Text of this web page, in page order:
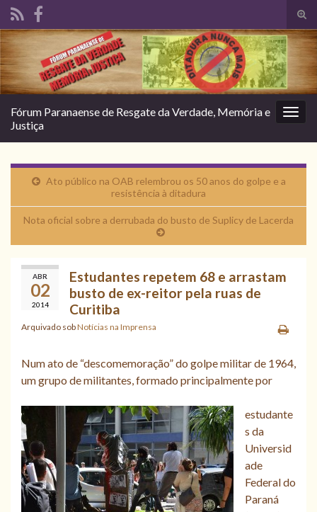
de
Search for:
Fórum Paranaense de Resgate da Verdade, Memória e
Justiça
Ato público na OAB relembrou os 50 anos do golpe e a
resistência à ditadura
Nota oficial sobre a derrubada do busto de Suplicy de Lacerda
ABR
02
2014
Estudantes repetem 68 e arrastam
busto de ex-reitor pela ruas de
Curitiba
Arquivado sobNotícias na Imprensa
Num ato de “descomemoração” do golpe militar de 1964,
um grupo de militantes, formado principalmente por
estudante
s da
Universid
ade
Federal do
Paraná